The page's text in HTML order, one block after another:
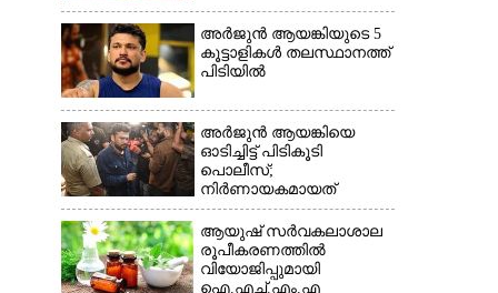
അർജുൻ ആയങ്കിയുടെ 5
കൂട്ടാളികൾ തലസ്ഥാനത്ത്
പിടിയിൽ
അർജുൻ ആയങ്കിയെ
ഓടിച്ചിട്ട് പിടികൂടി
പൊലീസ്;
നിർണായകമായത്
ഓട്ടോഡ്രൈവർക്ക്
തോന്നിയ സംശയം
ആയുഷ് സർവകലാശാല
രൂപീകരണത്തിൽ
വിയോജിപ്പുമായി
ഐ.എച്ച്.എം.എ